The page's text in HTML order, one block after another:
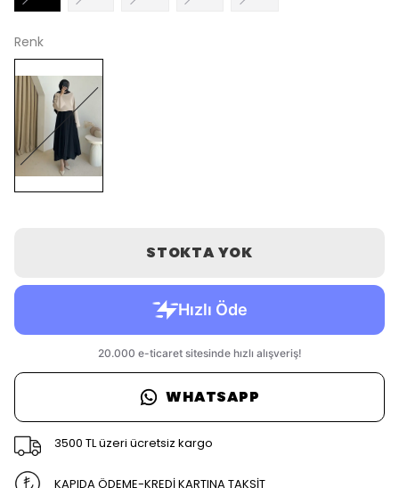
Renk
STOKTA YOK
WHATSAPP
3500 TL üzeri ücretsiz kargo
KAPIDA ÖDEME-KREDİ KARTINA TAKSİT